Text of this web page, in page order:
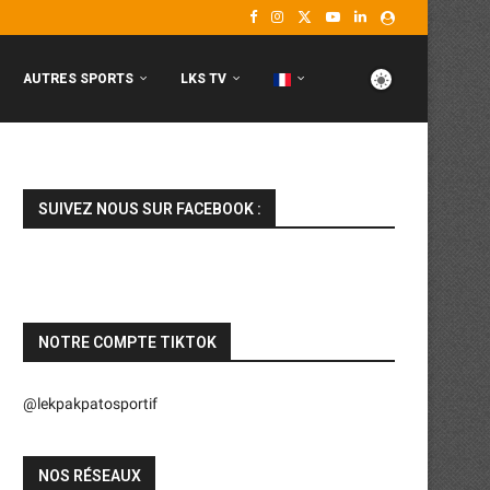
AUTRES SPORTS LKS TV
SUIVEZ NOUS SUR FACEBOOK :
NOTRE COMPTE TIKTOK
@lekpakpatosportif
NOS RÉSEAUX